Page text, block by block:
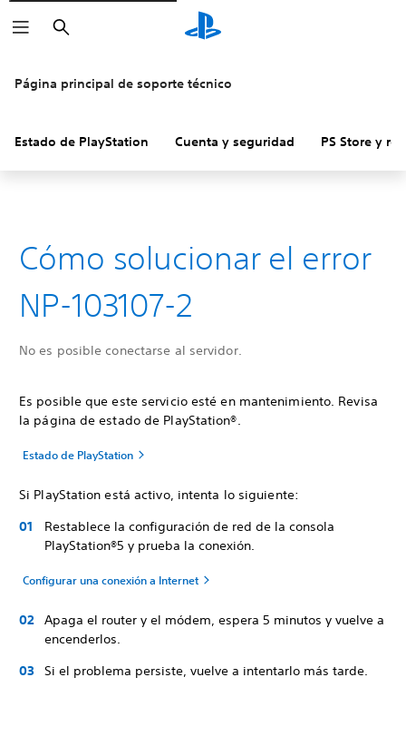
Buscar
Página principal de soporte técnico
Estado de PlayStation Cuenta y seguridad PS Store y
Cómo solucionar el error
NP-103107-2
No es posible conectarse al servidor.
Es posible que este servicio esté en mantenimiento. Revisa
la página de estado de PlayStation®.
Estado de PlayStation
Si PlayStation está activo, intenta lo siguiente:
Restablece la configuración de red de la consola
PlayStation®5 y prueba la conexión.
Configurar una conexión a Internet
Apaga el router y el módem, espera 5 minutos y vuelve a
encenderlos.
Si el problema persiste, vuelve a intentarlo más tarde.